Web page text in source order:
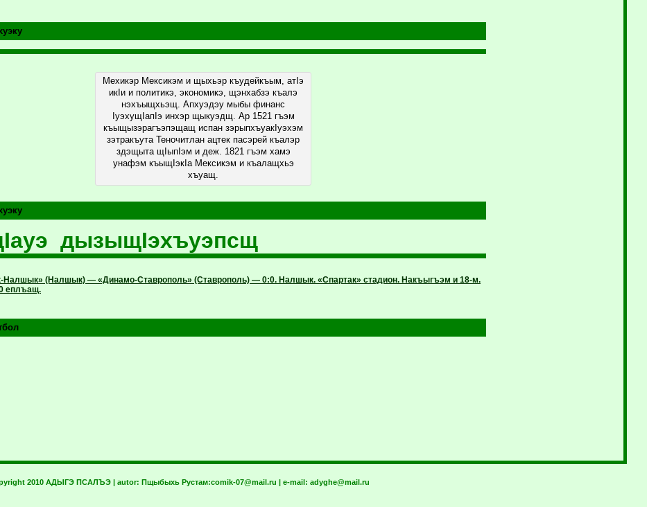
Мехикэр Мексикэм и щыхьэр къудейкъым, атIэ
икIи и политикэ, экономикэ, щэнхабзэ къалэ
нэхъыщхьэщ. Апхуэдэу мыбы финанс
IуэхущIапIэ инхэр щыкуэдщ. Ар 1521 гъэм
къыщызэрагъэпэщащ испан зэрыпхъуакIуэхэм
зэтракъута Теночитлан ацтек пасэрей къалэр
здэщыта щIыпIэм и деж. 1821 гъэм хамэ
унафэм къыщIэкIа Мексикэм и къалащхьэ
хъуащ.
дызыщIэхъуэпсщ
Налшык» (Налшык) — «Динамо-Ставрополь» (Ставрополь) — 0:0. Налшык. «Спартак» стадион. Накъыгъэм и 18-м.
еплъащ.
2010 АДЫГЭ ПСАЛЪЭ | autor: Пщыбыхь Рустам:comik-07@mail.ru | e-mail: adyghe@mail.ru